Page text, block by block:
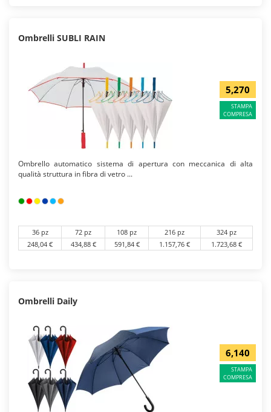
Ombrelli SUBLI RAIN
5,270
STAMPA
COMPRESA
Ombrello automatico sistema di apertura con meccanica di alta
qualità struttura in fibra di vetro ...
36 pz 72 pz 108 pz 216 pz
324 pz
248,04 €
434,88 € 591,84 € 1.157,76 € 1.723,68 €
Ombrelli Daily
6,140
STAMPA
COMPRESA